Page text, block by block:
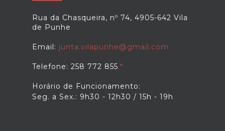
Rua da Chasqueira, nº 74, 4905-642 Vila
de Punhe
Email: junta.vilapunhe@gmail.com
Telefone: 258 772 855
Horário de Funcionamento:
Seg. a Sex.: 9h30 - 12h30 / 15h - 19h